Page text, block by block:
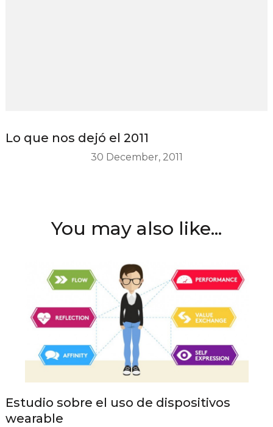
Lo que nos dejó el 2011
30 December, 2011
You may also like...
Estudio sobre el uso de dispositivos
wearable